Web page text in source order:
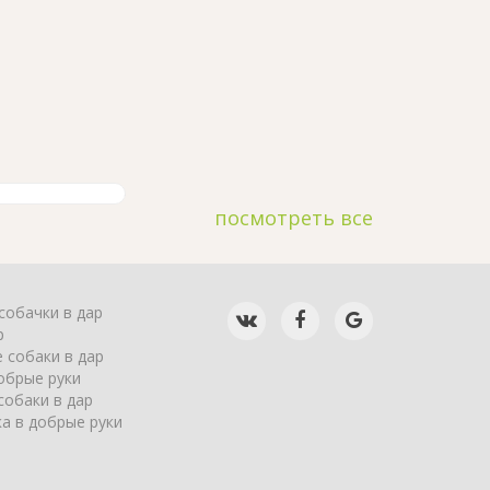
посмотреть все
в дар
собаки в дар
руки
в дар
в добрые руки